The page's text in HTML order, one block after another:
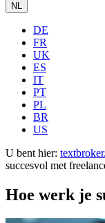
NL
DE
FR
UK
ES
IT
PT
PL
BR
US
U bent hier:
succesvol met
Hoe werk je